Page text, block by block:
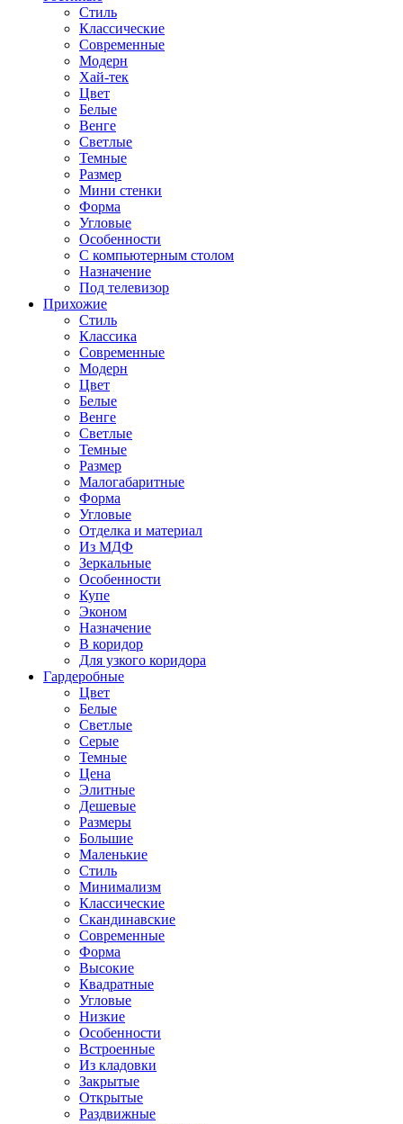
Стиль
Классические
Современные
Модерн
Хай-тек
Цвет
Белые
Венге
Светлые
Темные
Размер
Мини стенки
Форма
Угловые
Особенности
С компьютерным столом
Назначение
Под телевизор
Прихожие
Стиль
Классика
Современные
Модерн
Цвет
Белые
Венге
Светлые
Темные
Размер
Малогабаритные
Форма
Угловые
Отделка и материал
Из МДФ
Зеркальные
Особенности
Купе
Эконом
Назначение
В коридор
Для узкого коридора
Гардеробные
Цвет
Белые
Светлые
Серые
Темные
Цена
Элитные
Дешевые
Размеры
Большие
Маленькие
Стиль
Минимализм
Классические
Скандинавские
Современные
Форма
Высокие
Квадратные
Угловые
Низкие
Особенности
Встроенные
Из кладовки
Закрытые
Открытые
Раздвижные